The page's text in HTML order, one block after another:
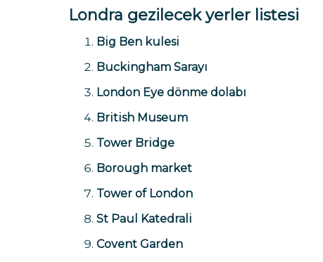
Londra gezilecek yerler listesi
Big Ben kulesi
Buckingham Sarayı
London Eye dönme dolabı
British Museum
Tower Bridge
Borough market
Tower of London
St Paul Katedrali
Covent Garden